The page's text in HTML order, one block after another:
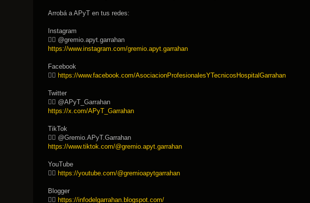
Arrobá a APyT en tus redes:
Instagram
👉🏽 @gremio.apyt.garrahan
https://www.instagram.com/gremio.apyt.garrahan
Facebook
👉🏽 https://www.facebook.com/AsociacionProfesionalesYTecnicosHospitalGarrahan
Twitter
👉🏽 @APyT_Garrahan
https://x.com/APyT_Garrahan
TikTok
👉🏽 @Gremio.APyT.Garrahan
https://www.tiktok.com/@gremio.apyt.garrahan
YouTube
👉🏽 https://youtube.com/@gremioapytgarrahan
Blogger
👉🏽 https://infodelgarrahan.blogspot.com/